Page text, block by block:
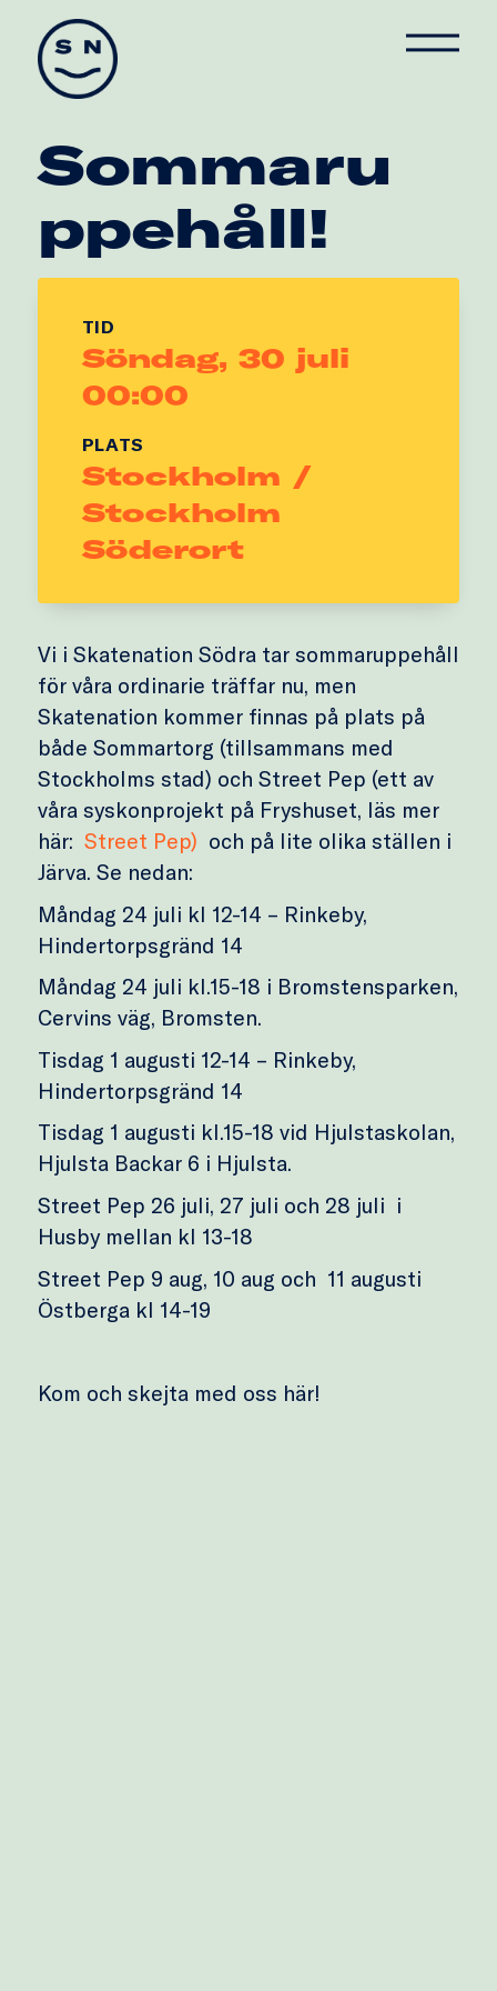
Skate Nation
Sommaru
ppehåll!
TID
Söndag, 30 juli
00:00
PLATS
Stockholm /
Stockholm
Söderort
Vi i Skatenation Södra tar sommaruppehåll
för våra ordinarie träffar nu, men
Skatenation kommer finnas på plats på
både Sommartorg (tillsammans med
Stockholms stad) och Street Pep (ett av
våra syskonprojekt på Fryshuset, läs mer
här: Street Pep) och på lite olika ställen i
Järva. Se nedan:
Måndag 24 juli kl 12-14 – Rinkeby,
Hindertorpsgränd 14
Måndag 24 juli kl.15-18 i Bromstensparken,
Cervins väg, Bromsten.
Tisdag 1 augusti 12-14 – Rinkeby,
Hindertorpsgränd 14
Tisdag 1 augusti kl.15-18 vid Hjulstaskolan,
Hjulsta Backar 6 i Hjulsta.
Street Pep 26 juli, 27 juli och 28 juli i
Husby mellan kl 13-18
Street Pep 9 aug, 10 aug och 11 augusti
Östberga kl 14-19
Kom och skejta med oss här!